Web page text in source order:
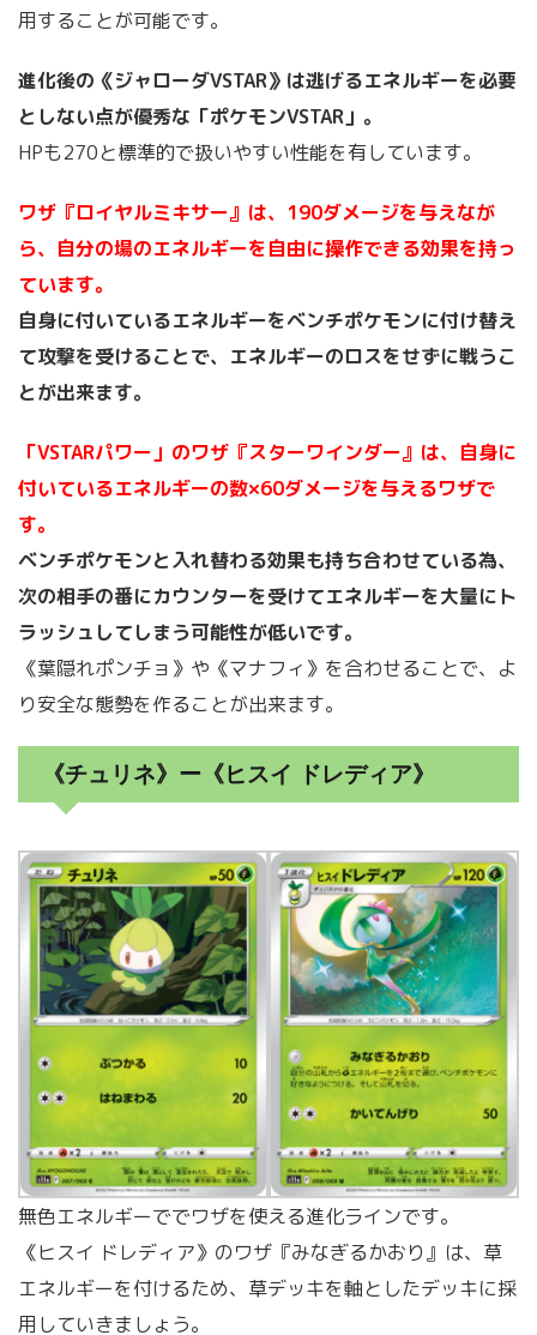
用することが可能です。
進化後の《ジャローダVSTAR》は逃げるエネルギーを必要
としない点が優秀な「ポケモンVSTAR」。
HPも270と標準的で扱いやすい性能を有しています。
ワザ『ロイヤルミキサー』は、190ダメージを与えなが
ら、自分の場のエネルギーを自由に操作できる効果を持っ
ています。
自身に付いているエネルギーをベンチポケモンに付け替え
て攻撃を受けることで、エネルギーのロスをせずに戦うこ
とが出来ます。
「VSTARパワー」のワザ『スターワインダー』は、自身に
付いているエネルギーの数×60ダメージを与えるワザで
す。
ベンチポケモンと入れ替わる効果も持ち合わせている為、
次の相手の番にカウンターを受けてエネルギーを大量にト
ラッシュしてしまう可能性が低いです。
《葉隠れポンチョ》や《マナフィ》を合わせることで、よ
り安全な態勢を作ることが出来ます。
《チュリネ》ー《ヒスイ ドレディア》
無色エネルギーででワザを使える進化ラインです。
《ヒスイ ドレディア》のワザ『みなぎるかおり』は、草
エネルギーを付けるため、草デッキを軸としたデッキに採
用していきましょう。